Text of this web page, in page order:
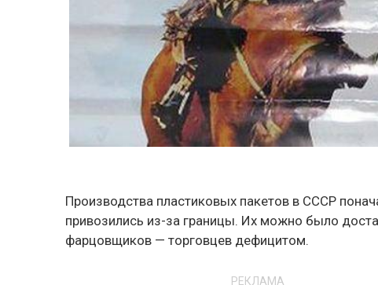
Производства пластиковых пакетов в СССР
привозились из-за границы. Их можно было
фарцовщиков — торговцев дефицитом.
РЕКЛАМА